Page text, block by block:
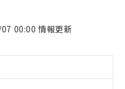
00:00 情報更新